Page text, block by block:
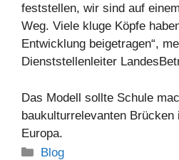
feststellen, wir sind auf
Weg. Viele kluge Köpfe
Entwicklung beigetragen“,
Dienststellenleiter
Das Modell sollte Schule
baukulturrelevanten Brücken
Europa.
Kategorien
Blog